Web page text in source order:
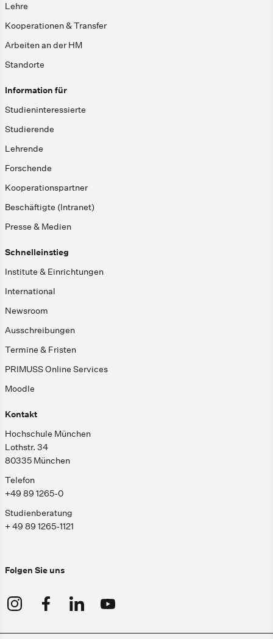
Lehre
Kooperationen & Transfer
Arbeiten an der HM
Standorte
Information für
Studieninteressierte
Studierende
Lehrende
Forschende
Kooperationspartner
Beschäftigte (Intranet)
Presse & Medien
Schnelleinstieg
Institute & Einrichtungen
International
Newsroom
Ausschreibungen
Termine & Fristen
PRIMUSS Online Services
Moodle
Kontakt
Hochschule München
Lothstr. 34
80335 München
Telefon
+49 89 1265-0
Studienberatung
+ 49 89 1265-1121
Folgen Sie uns